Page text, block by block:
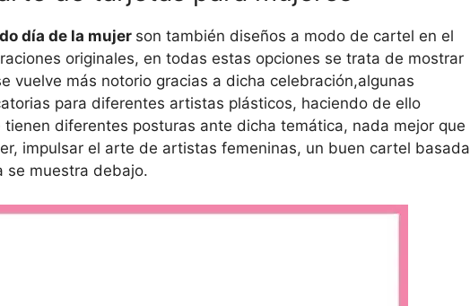
día de la mujer son también diseños a modo de cartel en el
originales, en todas estas opciones se trata de mostrar
vuelve más notorio gracias a dicha celebración,algunas
para diferentes artistas plásticos, haciendo de ello
diferentes posturas ante dicha temática, nada mejor que
impulsar el arte de artistas femeninas, un buen cartel basada
se muestra debajo.